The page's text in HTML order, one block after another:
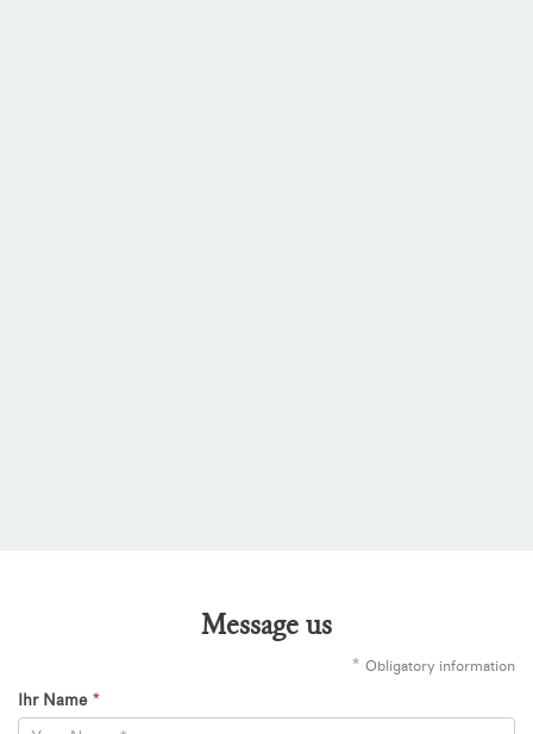
Message us
* Obligatory information
Kontaktformular
Ihr Name *